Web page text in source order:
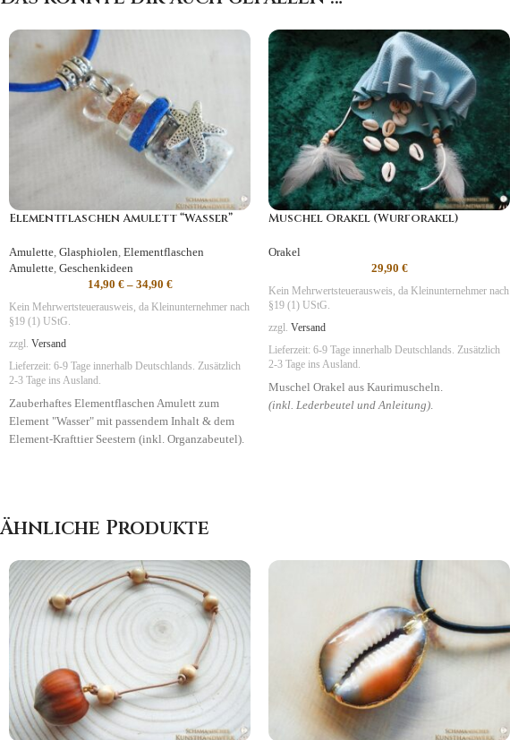
Elementflaschen Amulett “Wasser”
Amulette, Glasphiolen, Elementflaschen
Amulette, Geschenkideen
14,90 €– 34,90 €
Kein Mehrwertsteuerausweis, da Kleinunternehmer nach
§19 (1) UStG.
zzgl. Versand
Lieferzeit: 6-9 Tage innerhalb Deutschlands. Zusätzlich
2-3 Tage ins Ausland.
Zauberhaftes Elementflaschen Amulett zum
Element "Wasser" mit passendem Inhalt & dem
Element-Krafttier Seestern (inkl. Organzabeutel).
Muschel Orakel (Wurforakel)
Orakel
29,90 €
Kein Mehrwertsteuerausweis, da Kleinunternehmer nach
§19 (1) UStG.
zzgl. Versand
Lieferzeit: 6-9 Tage innerhalb Deutschlands. Zusätzlich
2-3 Tage ins Ausland.
Muschel Orakel aus Kaurimuscheln.
(inkl. Lederbeutel und Anleitung)
Ähnliche Produkte